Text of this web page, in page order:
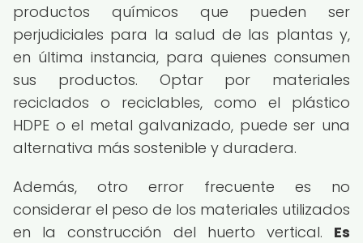
productos químicos que pueden ser
perjudiciales para la salud de las plantas y,
en última instancia, para quienes consumen
sus productos. Optar por materiales
reciclados o reciclables, como el plástico
HDPE o el metal galvanizado, puede ser una
alternativa más sostenible y duradera.
Además, otro error frecuente es no
considerar el peso de los materiales utilizados
en la construcción del huerto vertical. Es